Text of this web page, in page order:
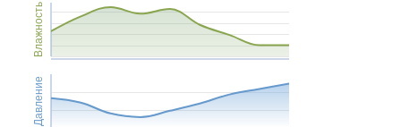
Влажность
Давление